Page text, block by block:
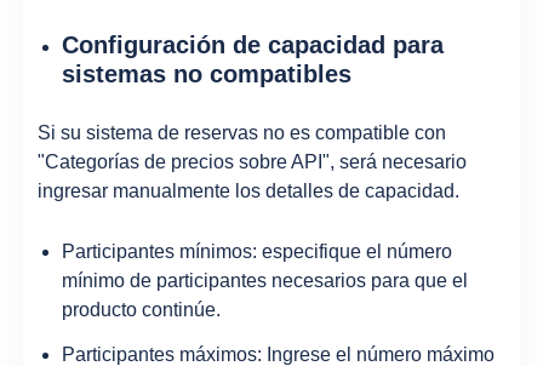
Configuración de capacidad para
sistemas no compatibles
Si su sistema de reservas no es compatible con
"Categorías de precios sobre API", será necesario
ingresar manualmente los detalles de capacidad.
Participantes mínimos: especifique el número
mínimo de participantes necesarios para que el
producto continúe.
Participantes máximos: Ingrese el número máximo